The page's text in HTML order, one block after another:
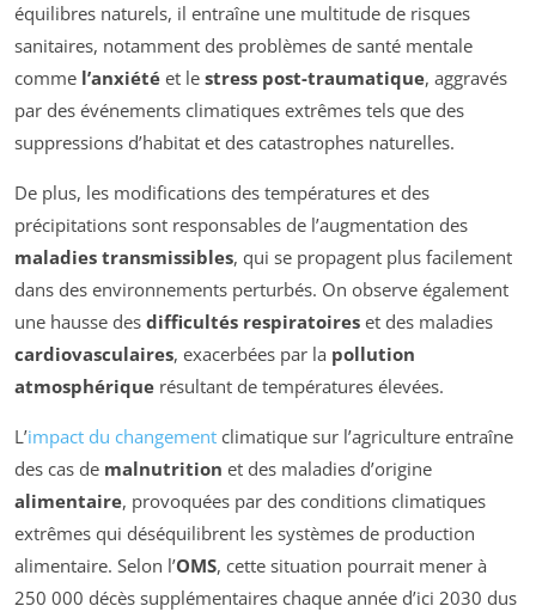
équilibres naturels, il entraîne une multitude de risques
sanitaires, notamment des problèmes de santé mentale
comme l’anxiété et le stress post-traumatique, aggravés
par des événements climatiques extrêmes tels que des
suppressions d’habitat et des catastrophes naturelles.
De plus, les modifications des températures et des
précipitations sont responsables de l’augmentation des
maladies transmissibles, qui se propagent plus facilement
dans des environnements perturbés. On observe également
une hausse des difficultés respiratoires et des maladies
cardiovasculaires, exacerbées par la pollution
atmosphérique résultant de températures élevées.
L’impact du changement climatique sur l’agriculture entraîne
des cas de malnutrition et des maladies d’origine
alimentaire, provoquées par des conditions climatiques
extrêmes qui déséquilibrent les systèmes de production
alimentaire. Selon l’OMS, cette situation pourrait mener à
250 000 décès supplémentaires chaque année d’ici 2030 dus